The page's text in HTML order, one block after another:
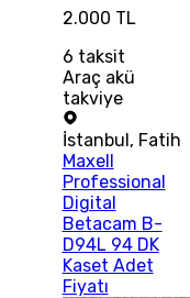
2.000 TL
6 taksit
Araç akü
takviye
İstanbul, Fatih
Maxell
Professional
Digital
Betacam B-
D94L 94 DK
Kaset Adet
Fiyatı